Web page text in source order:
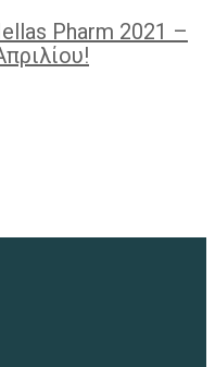
Pharm 2021 –